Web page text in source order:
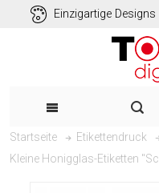
Einzigartige Designs
Startseite Etikettendruck
Kleine Honigglas-Etiketten